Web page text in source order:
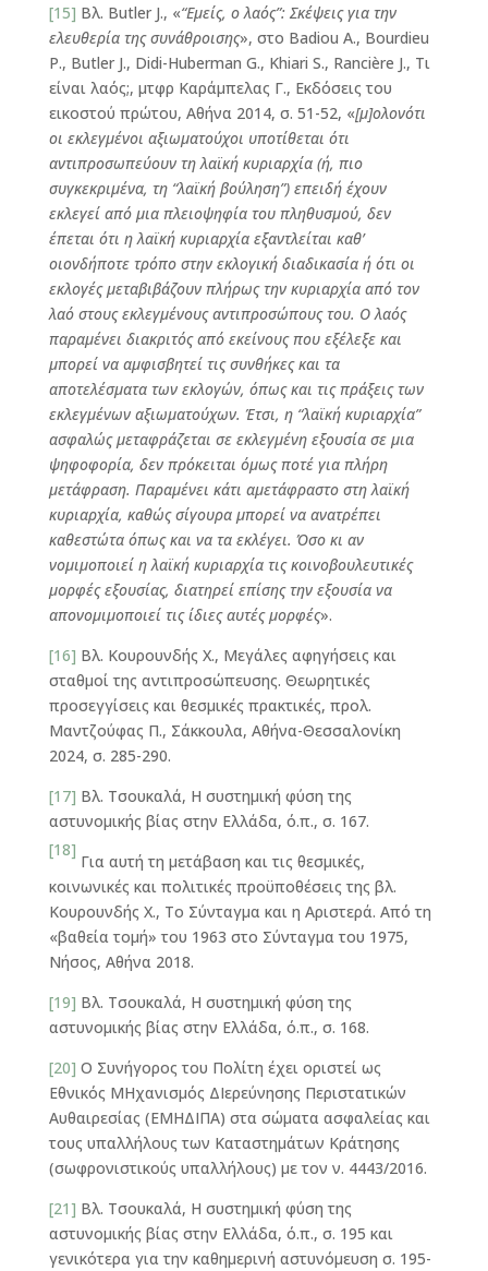
[15] Βλ. Butler J., «“Εμείς, ο λαός”: Σκέψεις για την
ελευθερία της συνάθροισης», στο Badiou A., Bourdieu
P., Butler J., Didi-Huberman G., Khiari S., Rancière J., Τι
είναι λαός;, μτφρ Καράμπελας Γ., Εκδόσεις του
εικοστού πρώτου, Αθήνα 2014, σ. 51-52, «[μ]ολονότι
οι εκλεγμένοι αξιωματούχοι υποτίθεται ότι
αντιπροσωπεύουν τη λαϊκή κυριαρχία (ή, πιο
συγκεκριμένα, τη “λαϊκή βούληση”) επειδή έχουν
εκλεγεί από μια πλειοψηφία του πληθυσμού, δεν
έπεται ότι η λαϊκή κυριαρχία εξαντλείται καθ’
οιονδήποτε τρόπο στην εκλογική διαδικασία ή ότι οι
εκλογές μεταβιβάζουν πλήρως την κυριαρχία από τον
λαό στους εκλεγμένους αντιπροσώπους του. Ο λαός
παραμένει διακριτός από εκείνους που εξέλεξε και
μπορεί να αμφισβητεί τις συνθήκες και τα
αποτελέσματα των εκλογών, όπως και τις πράξεις των
εκλεγμένων αξιωματούχων. Έτσι, η “λαϊκή κυριαρχία”
ασφαλώς μεταφράζεται σε εκλεγμένη εξουσία σε μια
ψηφοφορία, δεν πρόκειται όμως ποτέ για πλήρη
μετάφραση. Παραμένει κάτι αμετάφραστο στη λαϊκή
κυριαρχία, καθώς σίγουρα μπορεί να ανατρέπει
καθεστώτα όπως και να τα εκλέγει. Όσο κι αν
νομιμοποιεί η λαϊκή κυριαρχία τις κοινοβουλευτικές
μορφές εξουσίας, διατηρεί επίσης την εξουσία να
απονομιμοποιεί τις ίδιες αυτές μορφές».
[16] Βλ. Κουρουνδής Χ., Μεγάλες αφηγήσεις και
σταθμοί της αντιπροσώπευσης. Θεωρητικές
προσεγγίσεις και θεσμικές πρακτικές, προλ.
Μαντζούφας Π., Σάκκουλα, Αθήνα-Θεσσαλονίκη
2024, σ. 285-290.
[17] Βλ. Τσουκαλά, Η συστημική φύση της
αστυνομικής βίας στην Ελλάδα, ό.π., σ. 167.
[18]
Για αυτή τη μετάβαση και τις θεσμικές,
κοινωνικές και πολιτικές προϋποθέσεις της βλ.
Κουρουνδής Χ., Το Σύνταγμα και η Αριστερά. Από τη
«βαθεία τομή» του 1963 στο Σύνταγμα του 1975,
Νήσος, Αθήνα 2018.
[19] Βλ. Τσουκαλά, Η συστημική φύση της
αστυνομικής βίας στην Ελλάδα, ό.π., σ. 168.
[20] Ο Συνήγορος του Πολίτη έχει οριστεί ως
Εθνικός ΜΗχανισμός ΔΙερεύνησης Περιστατικών
Αυθαιρεσίας (ΕΜΗΔΙΠΑ) στα σώματα ασφαλείας και
τους υπαλλήλους των Καταστημάτων Κράτησης
(σωφρονιστικούς υπαλλήλους) με τον ν. 4443/2016.
[21] Βλ. Τσουκαλά, Η συστημική φύση της
αστυνομικής βίας στην Ελλάδα, ό.π., σ. 195 και
γενικότερα για την καθημερινή αστυνόμευση σ. 195-